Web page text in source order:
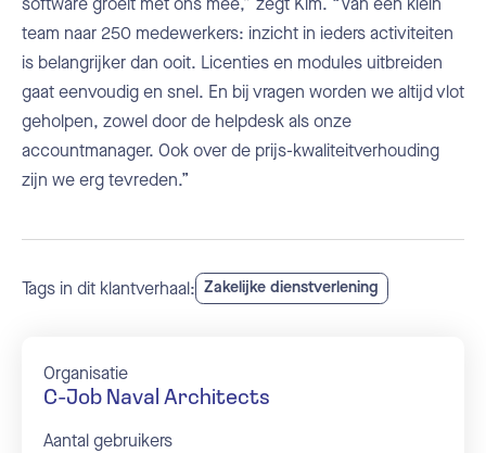
team naar 250 medewerkers: inzicht in ieders activiteiten
is belangrijker dan ooit. Licenties en modules uitbreiden
gaat eenvoudig en snel. En bij vragen worden we altijd vlot
geholpen, zowel door de helpdesk als onze
accountmanager. Ook over de prijs-kwaliteitverhouding
zijn we erg tevreden.”
Tags in dit klantverhaal: Zakelijke dienstverlening
Organisatie
C-Job Naval Architects
Aantal gebruikers